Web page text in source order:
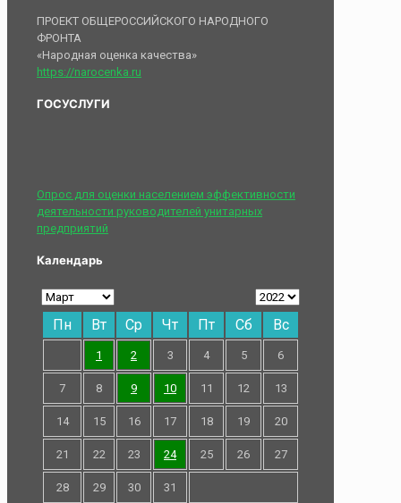
ПРОЕКТ ОБЩЕРОССИЙСКОГО НАРОДНОГО
ФРОНТА
«Народная оценка качества»
https://narocenka.ru
ГОСУСЛУГИ
Опрос для оценки населением эффективности
деятельности руководителей унитарных
предприятий
Календарь
Пн Вт Ср Чт Пт Сб Вс
1 2 3 4 5 6
7 8 9 10 11 12 13
14 15 16 17 18 19 20
21 22 23 24 25 26 27
28 29 30 31